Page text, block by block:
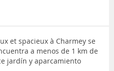
et spacieux à Charmey se
a menos de 1 km de
jardín y aparcamiento